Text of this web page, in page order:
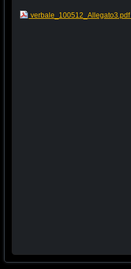
verbale_100512_Allegato3.pdf